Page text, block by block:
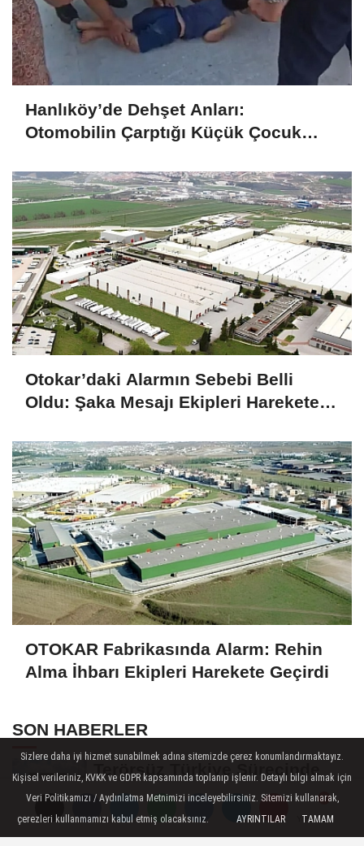
Yorumlar
Yorumlar
Hanlıköy’de Dehşet Anları:
Otomobilin Çarptığı Küçük Çocuk
Otokar’daki Alarmın Sebebi Belli
Oldu: Şaka Mesajı Ekipleri Harekete
OTOKAR Fabrikasında Alarm: Rehin
Alma İhbarı Ekipleri Harekete Geçirdi
SON HABERLER
Terörsüz Türkiye Sürecinde
Kritik Eşik: Çerçeve Teklif
TBMM Adalet...
Togg Sakarya’da Servis Ağını
Sizlere daha iyi hizmet sunabilmek adına sitemizde çerez konumlandırmaktayız.
Kişisel verileriniz, KVKK ve GDPR kapsamında toplanıp işlenir. Detaylı bilgi almak için
Veri Politikamızı / Aydınlatma Metnimizi inceleyebilirsiniz. Sitemizi kullanarak,
çerezleri kullanmamızı kabul etmiş olacaksınız.
AYRINTILAR TAMAM